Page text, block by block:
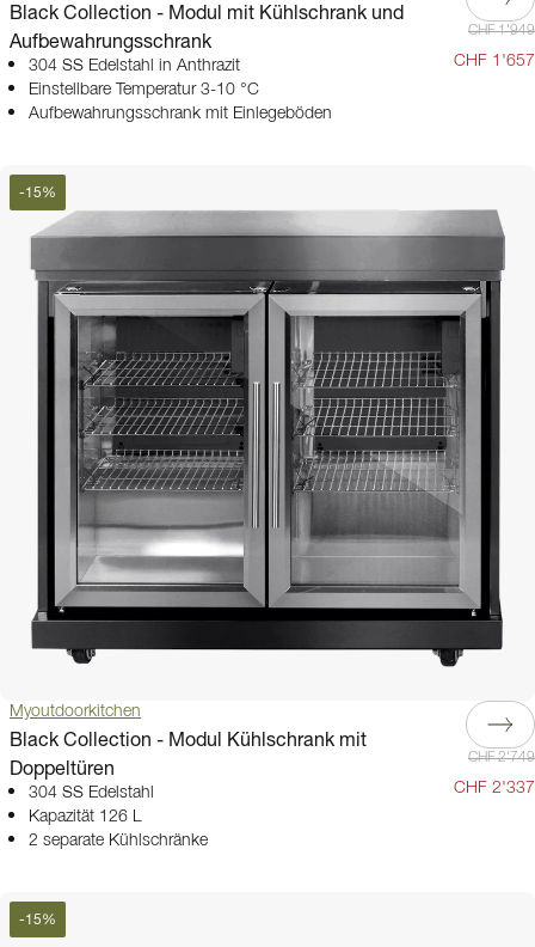
Black Collection - Modul mit Kühlschrank und
Aufbewahrungsschrank
304 SS Edelstahl in Anthrazit
Einstellbare Temperatur 3-10 °C
Aufbewahrungsschrank mit Einlegeböden
CHF 1'949
CHF 1'657
-15%
Myoutdoorkitchen
Black Collection - Modul Kühlschrank mit
Doppeltüren
304 SS Edelstahl
Kapazität 126 L
2 separate Kühlschränke
CHF 2'749
CHF 2'337
-15%